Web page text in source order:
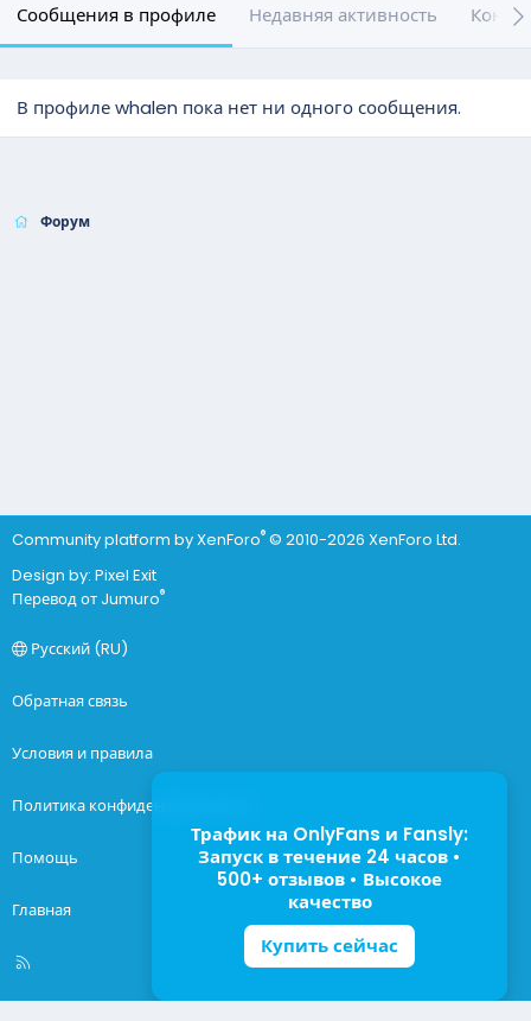
Сообщения в профиле Недавняя активность
В профиле whalen пока нет ни одного сообщения.
Форум
Community platform by XenForo® © 2010-2026 XenForo Ltd.
Design by: Pixel Exit
Перевод от Jumuro®
Русский (RU)
Обратная связь
Условия и правила
Политика конфиденциальности
Помощь
Главная
R
S
Трафик на OnlyFans и Fansly:
Запуск в течение 24 часов •
500+ отзывов • Высокое
качество
Купить сейчас